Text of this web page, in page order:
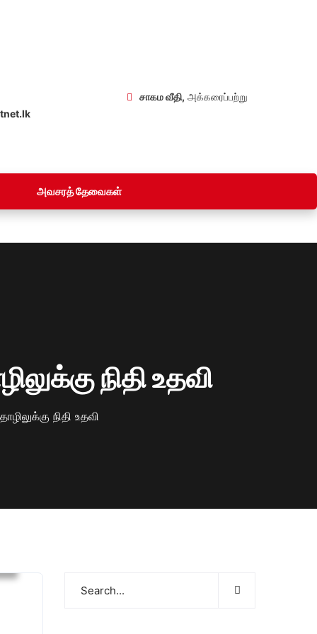
சாகம வீதி, அக்கரைப்பற்று
அவசரத் தேவைகள்
நிதி உதவி
நிதி உதவி